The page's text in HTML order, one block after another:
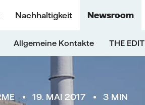
Nachhaltigkeit Newsroom
Allgemeine Kontakte THE
19. MAI 2017 3 MIN